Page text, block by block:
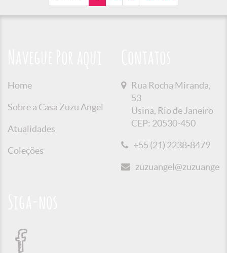
Home
Sobre a Casa Zuzu Angel
Atualidades
Coleções
Rua Rocha Miranda,
53
Usina, Rio de Janeiro
CEP: 20530-450
+55 (21) 2238-8479